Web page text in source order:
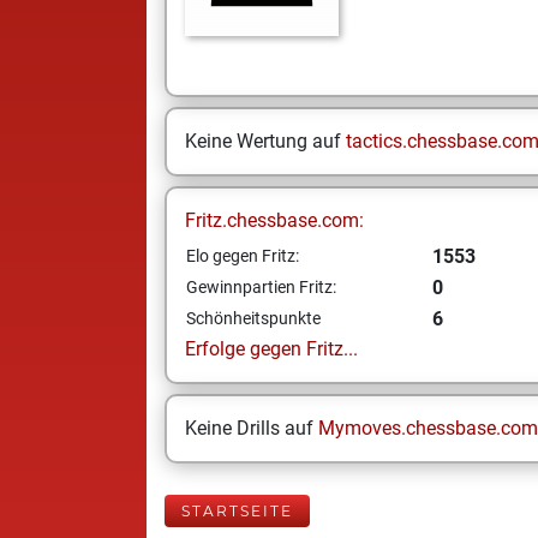
Keine Wertung auf tactics.chessbase.com
Fritz.chessbase.com:
Elo gegen Fritz: 1553
Gewinnpartien Fritz: 0
Schönheitspunkte
6
Erfolge gegen Fritz...
Keine Drills auf Mymoves.chessbase.com
STARTSEITE